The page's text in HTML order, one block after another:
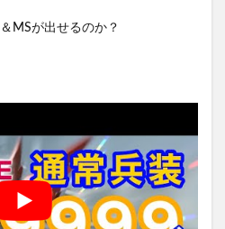
MSが出せるのか？